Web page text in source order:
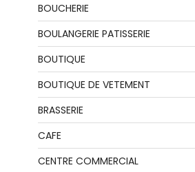
BOUCHERIE
BOULANGERIE PATISSERIE
BOUTIQUE
BOUTIQUE DE VETEMENT
BRASSERIE
CAFE
CENTRE COMMERCIAL